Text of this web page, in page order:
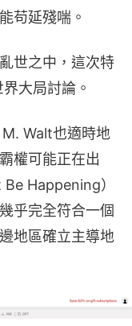
苟延殘喘。
世之中，這次特
大局討論。
Walt也適時地
權可能正在出
Happening）
乎完全符合一個
地區確立主導地